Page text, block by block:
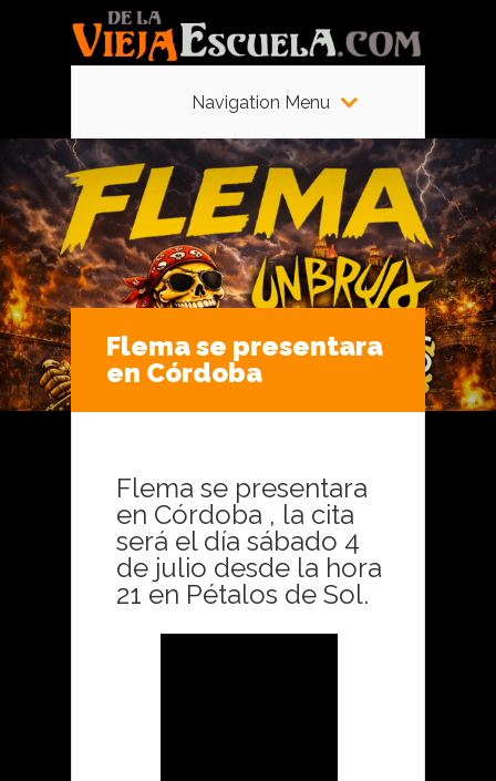
Navigation Menu
Flema se presentara
en Córdoba
Flema se presentara
en Córdoba , la cita
será el día sábado 4
de julio desde la hora
21 en Pétalos de Sol.